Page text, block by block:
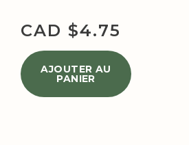
CAD $4.75
AJOUTER AU
PANIER